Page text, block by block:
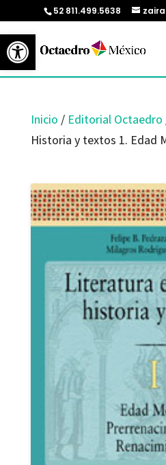
Abrir barra de herramientas
52 811.499.5638
Inicio / Editorial Octaedro
Historia y textos 1. Edad